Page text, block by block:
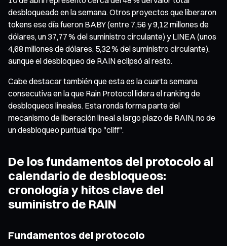
desbloqueado en la semana. Otros proyectos que liberaron
tokens ese día fueron BABY (entre 7,56 y 9,12 millones de
dólares, un 37,77 % del suministro circulante) y LINEA (unos
4,68 millones de dólares, 5,32 % del suministro circulante),
aunque el desbloqueo de RAIN eclipsó al resto.
Cabe destacar también que esta es la cuarta semana
consecutiva en la que Rain Protocol lidera el ranking de
desbloqueos lineales. Esta ronda forma parte del
mecanismo de liberación lineal a largo plazo de RAIN, no de
un desbloqueo puntual tipo "cliff".
De los fundamentos del protocolo al
calendario de desbloqueos:
cronología y hitos clave del
suministro de RAIN
Fundamentos del protocolo